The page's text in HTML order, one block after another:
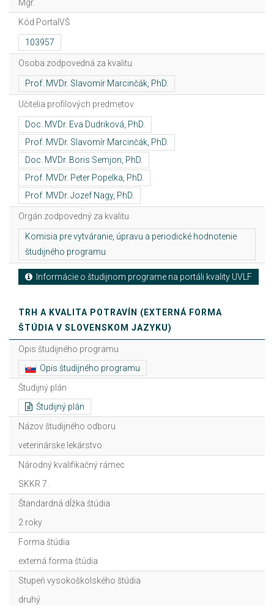
Mgr.
Kód PortalVŠ
Osoba zodpovedná za kvalitu
Učitelia profilových predmetov
Orgán zodpovedný za kvalitu
Informácie o študijnom programe na portáli kvality UVLF
TRH A KVALITA POTRAVÍN (EXTERNÁ FORMA
ŠTÚDIA V SLOVENSKOM JAZYKU)
Opis študijného programu
Opis študijného programu
Študijný plán
Študijný plán
Názov študijného odboru
veterinárske lekárstvo
Národný kvalifikačný rámec
SKKR 7.
Štandardná dĺžka štúdia
2 roky
Forma štúdia
externá forma štúdia
Stupeň vysokoškolského štúdia
druhý